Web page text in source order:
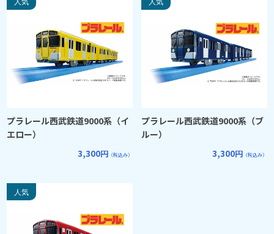
プラレール西武鉄道9000系（イ
エロー）
3,300円 （税込み）
プラレール西武鉄道9000系（ブ
ルー）
3,300円 （税込み）